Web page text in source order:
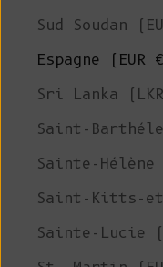
Sud Soudan
Espagne (EUR
Sri Lanka
Saint-
Sainte-Hélène
Saint-Kitts-
Sainte-Lucie